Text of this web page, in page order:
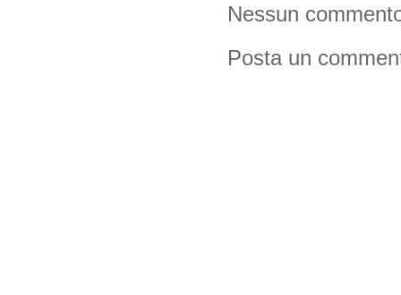
Nessun
Posta un